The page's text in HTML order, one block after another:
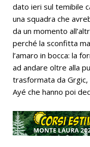
dato ieri sul temibile
una squadra che
da un momento
perché la sconfitta
l’amaro in bocca: la
ad andare oltre alla
trasformata da
Ayé che hanno poi